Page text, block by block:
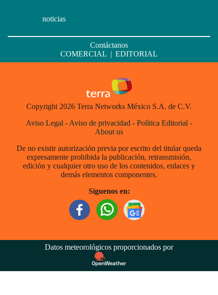
noticias
Contáctanos
COMERCIAL | EDITORIAL
Copyright 2026 Terra Networks México S.A. de C.V.
Aviso Legal - Aviso de privacidad - Política Editorial -
About us
De no existir autorización previa por escrito del titular queda
expresamente prohibida la publicación, retransmisión,
edición y cualquier otro uso de los contenidos, enlaces y
demás elementos componentes.
Síguenos en:
Datos meteorológicos proporcionados por